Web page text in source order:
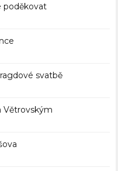
poděkovat
svatbě
Větrovským